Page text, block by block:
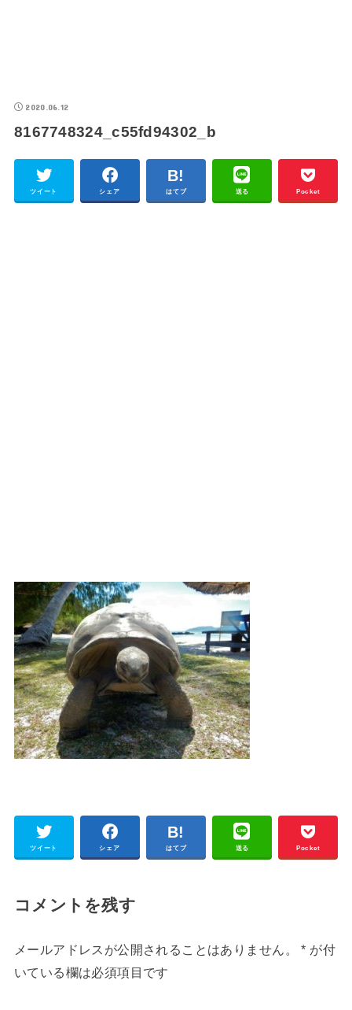
2020.06.12
8167748324_c55fd94302_b
ツイート シェア はてブ 送る Pocket
ツイート シェア はてブ 送る Pocket
コメントを残す
メールアドレスが公開されることはありません。 * が付
いている欄は必須項目です